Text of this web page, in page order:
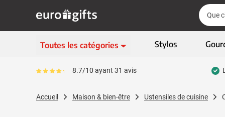
Chercher
Toutes les catégories
Ecriture
Afficher le sous-
Stylos
Le pourcentage moyen d'avis est de 87
8.7/10 ayant 31 avis
Accueil Maison & bien-être Ustensiles de cuisine